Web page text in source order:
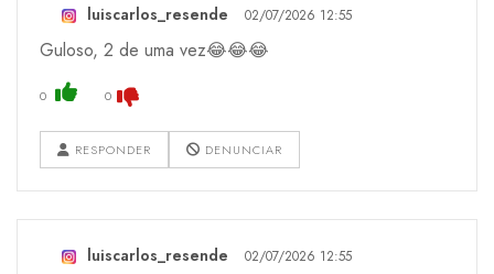
luiscarlos_resende 02/07/2026 12:55
Guloso, 2 de uma vez😂😂😂
0 0
RESPONDER DENUNCIAR
luiscarlos_resende 02/07/2026 12:55